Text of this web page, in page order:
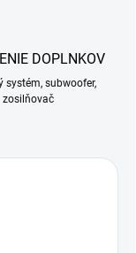
DOPLNKOV
systém, subwoofer,
zosilňovač